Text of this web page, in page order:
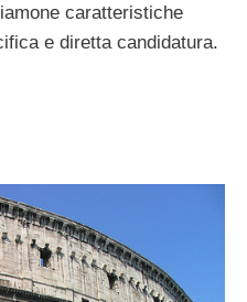
caratteristiche
e diretta candidatura.